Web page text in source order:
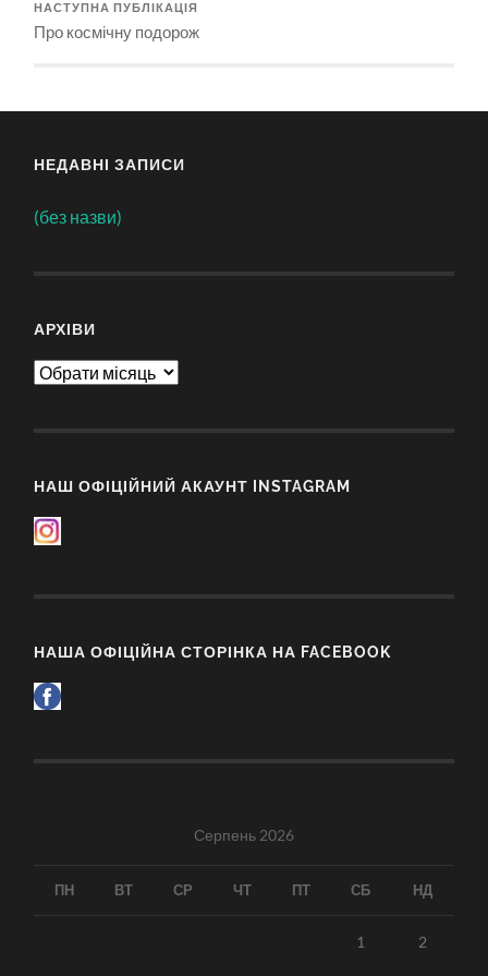
НАСТУПНА ПУБЛІКАЦІЯ
Про космічну подорож
НЕДАВНІ ЗАПИСИ
(без назви)
АРХІВИ
Архіви
НАШ ОФІЦІЙНИЙ АКАУНТ INSTAGRAM
НАША ОФІЦІЙНА СТОРІНКА НА FACEBOOK
Серпень 2026
ПН ВТ СР ЧТ ПТ СБ НД
1 2